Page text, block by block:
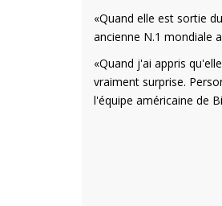
«Quand elle est sortie
ancienne N.1 mondiale
«Quand j'ai appris
vraiment surprise.
l'équipe américaine de